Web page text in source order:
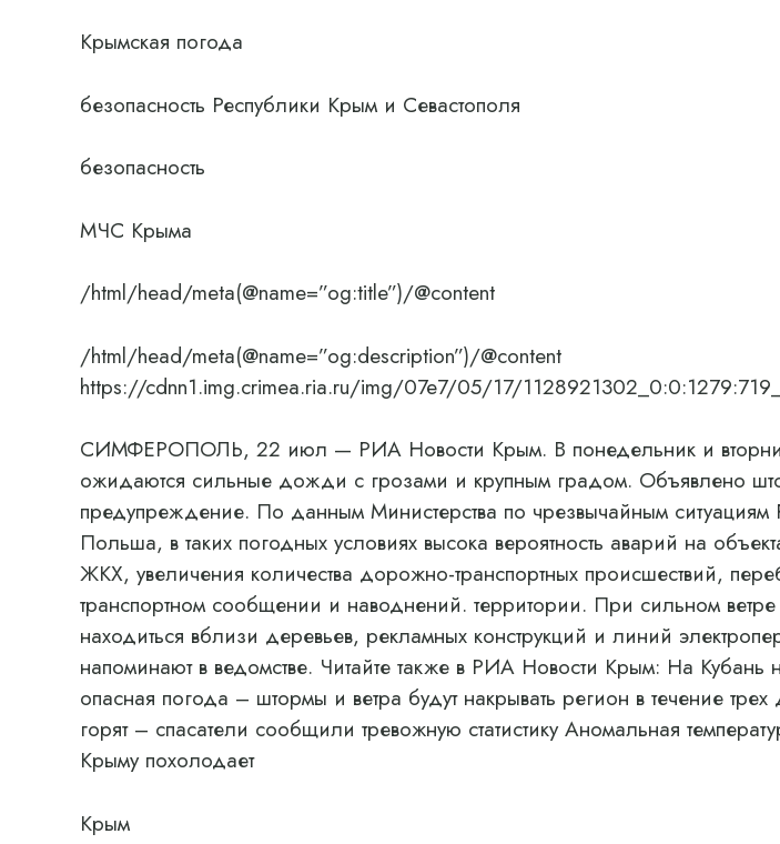
Крымская погода
безопасность Республики Крым и Севастополя
безопасность
МЧС Крыма
/html/head/meta(@name=”og:title”)/@content
/html/head/meta(@name=”og:description”)/@content
https://cdnn1.img.crimea.ria.ru/img/07e7/05/17/
СИМФЕРОПОЛЬ, 22 июл — РИА Новости Крым. В понедельник и
ожидаются сильные дожди с грозами и крупным градом. Объявлено
предупреждение. По данным Министерства по чрезвычайным ситуациям
Польша, в таких погодных условиях высока вероятность аварий на
ЖКХ, увеличения количества дорожно-транспортных происшествий,
транспортном сообщении и наводнений. территории. При сильном
находиться вблизи деревьев, рекламных конструкций и линий
напоминают в ведомстве. Читайте также в РИА Новости Крым: На Кубань
опасная погода – штормы и ветра будут накрывать регион в течение
горят – спасатели сообщили тревожную статистику Аномальная
Крыму похолодает
Крым